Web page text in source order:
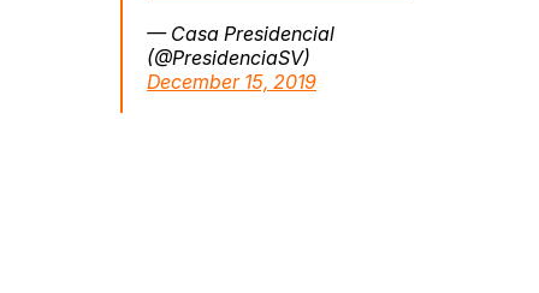
— Casa Presidencial
(@PresidenciaSV)
December 15, 2019